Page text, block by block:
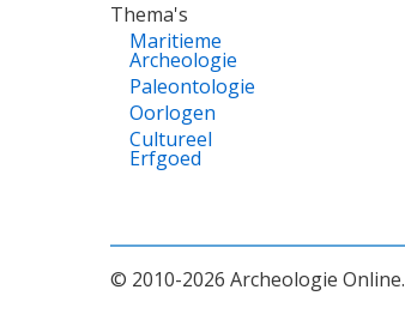
Thema's
Maritieme
Archeologie
Paleontologie
Oorlogen
Cultureel
Erfgoed
© 2010-2026 Archeologie Online.